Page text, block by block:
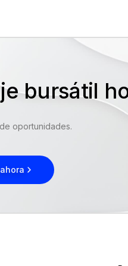
bursátil
oportunidades.